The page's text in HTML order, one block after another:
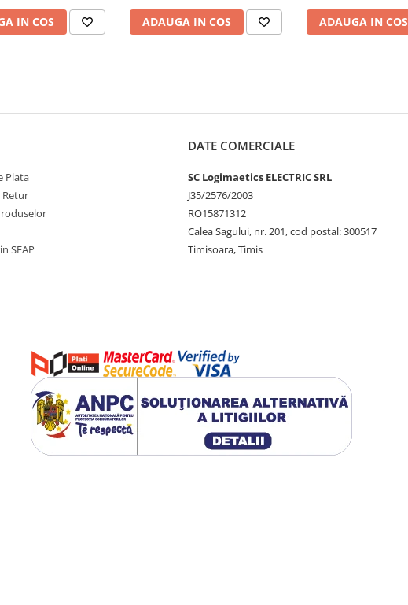
IN COS ADAUGA IN COS ADAUGA IN COS
Plata
Retur
SEAP
DATE COMERCIALE
SC Logimaetics ELECTRIC SRL
J35/2576/2003
RO15871312
Calea Sagului, nr. 201, cod postal: 300517
Timisoara, Timis